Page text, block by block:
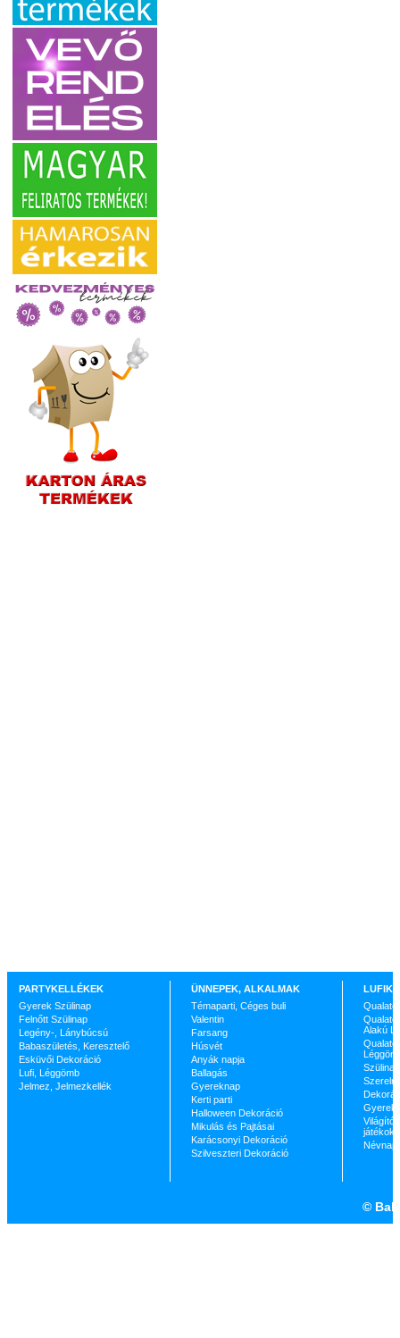
PARTYKELLÉKEK
Gyerek Szülinap
Felnőtt Szülinap
Legény-, Lánybúcsú
Babaszületés, Keresztelő
Esküvői Dekoráció
Lufi, Léggömb
Jelmez, Jelmezkellék
ÜNNEPEK, ALKALMAK
Témaparti, Céges buli
Valentin
Farsang
Húsvét
Anyák napja
Ballagás
Gyereknap
Kerti parti
Halloween Dekoráció
Mikulás és Pajtásai
Karácsonyi Dekoráció
Szilveszteri Dekoráció
LUFIK
Alakú
Világító
játékok
Névnap
©